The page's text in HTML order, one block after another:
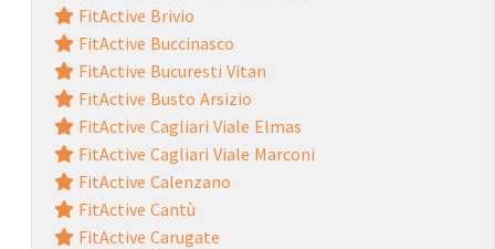
FitActive Brivio
FitActive Buccinasco
FitActive Bucuresti Vitan
FitActive Busto Arsizio
FitActive Cagliari Viale Elmas
FitActive Cagliari Viale Marconi
FitActive Calenzano
FitActive Cantù
FitActive Carugate